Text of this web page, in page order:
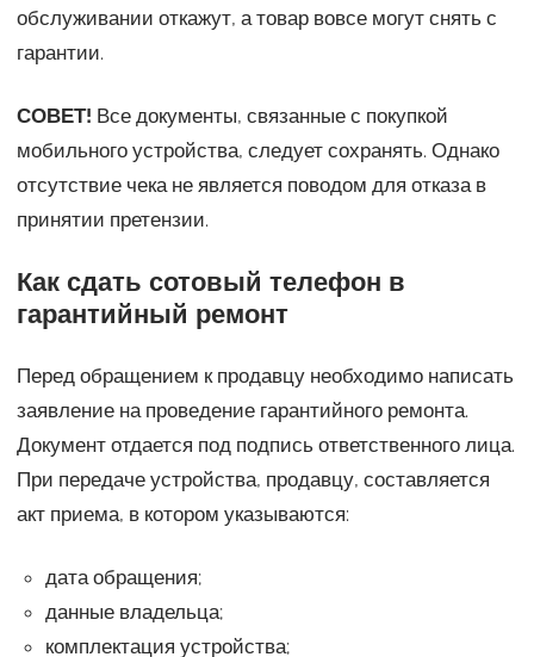
обслуживании откажут, а товар вовсе могут снять с
гарантии.
СОВЕТ! Все документы, связанные с покупкой
мобильного устройства, следует сохранять. Однако
отсутствие чека не является поводом для отказа в
принятии претензии.
Как сдать сотовый телефон в
гарантийный ремонт
Перед обращением к продавцу необходимо написать
заявление на проведение гарантийного ремонта.
Документ отдается под подпись ответственного лица.
При передаче устройства, продавцу, составляется
акт приема, в котором указываются:
дата обращения;
данные владельца;
комплектация устройства;